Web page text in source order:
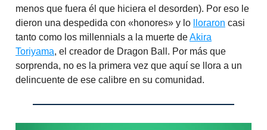
menos que fuera él que hiciera el desorden). Por eso le
dieron una despedida con «honores» y lo
lloraron casi
tanto como los millennials a la muerte deAkira
Toriyama, el creador de Dragon Ball. Por más que
sorprenda, no es la primera vez que aquí se llora a un
delincuente de ese calibre en su comunidad.